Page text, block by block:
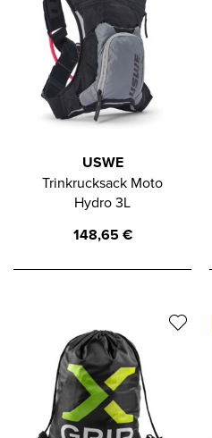
USWE
Trinkrucksack Moto
Hydro 3L
148,65€